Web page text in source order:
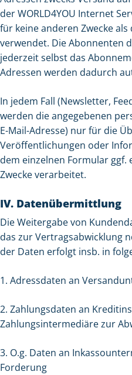
der WORLD4YOU Internet
für keine anderen Zwecke
verwendet. Die Abonnenten
jederzeit selbst das
Adressen werden dadurch
In jedem Fall (Newsletter,
werden die angegebenen
E-Mail-Adresse) nur für die
Veröffentlichungen oder
dem einzelnen Formular
Zwecke verarbeitet.
IV. Datenübermittlung
Die Weitergabe von
das zur Vertragsabwicklung
der Daten erfolgt insb. in
1. Adressdaten an
2. Zahlungsdaten an
Zahlungsintermediäre zur
3. O.g. Daten an
Forderung